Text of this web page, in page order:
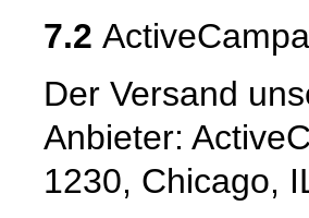
7.2
Der Versand
Anbieter:
1230, Chicago,